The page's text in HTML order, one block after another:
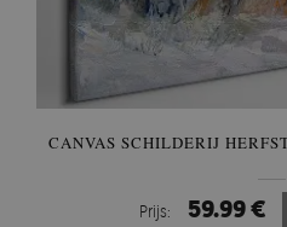
CANVAS SCHILDERIJ
Prijs: 59.99 €